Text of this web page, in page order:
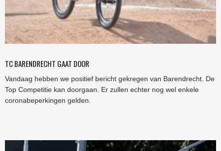
TC BARENDRECHT GAAT DOOR
Vandaag hebben we positief bericht gekregen van Barendrecht. De
Top Competitie kan doorgaan. Er zullen echter nog wel enkele
coronabeperkingen gelden.